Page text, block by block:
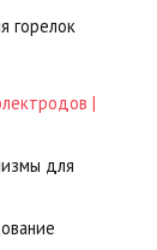
горелок
|
для